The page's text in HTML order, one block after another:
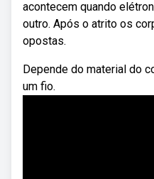
acontecem quando
outro. Após o atrito os
opostas.
Depende do material do
um fio.